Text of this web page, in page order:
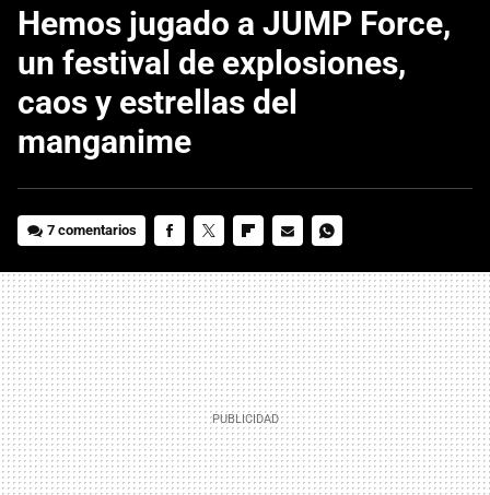
Hemos jugado a JUMP Force,
un festival de explosiones,
caos y estrellas del
manganime
7 comentarios
MAIL